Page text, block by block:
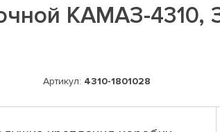
КАМАЗ-4310,
Артикул: 4310-1801028